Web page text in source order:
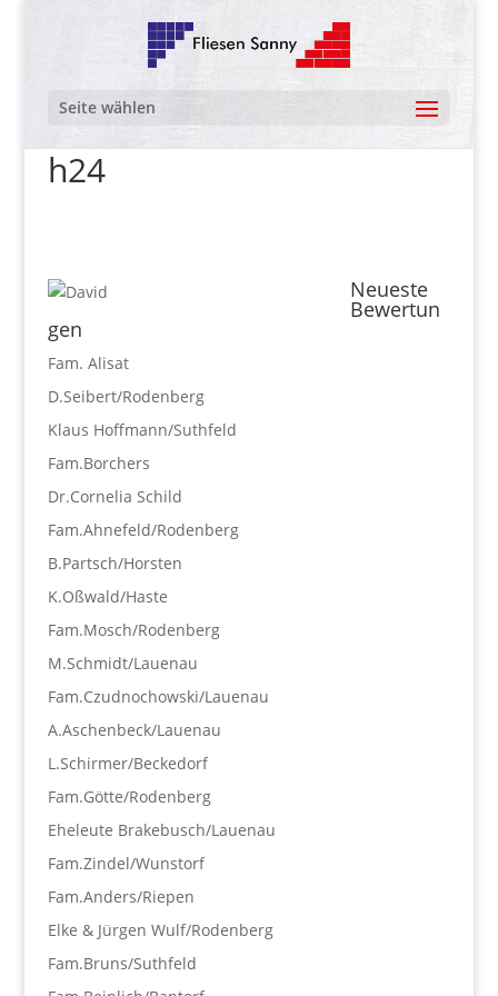
Seite wählen
h24
Neueste
Bewertun
gen
Fam. Alisat
D.Seibert/Rodenberg
Klaus Hoffmann/Suthfeld
Fam.Borchers
Dr.Cornelia Schild
Fam.Ahnefeld/Rodenberg
B.Partsch/Horsten
K.Oßwald/Haste
Fam.Mosch/Rodenberg
M.Schmidt/Lauenau
Fam.Czudnochowski/Lauenau
A.Aschenbeck/Lauenau
L.Schirmer/Beckedorf
Fam.Götte/Rodenberg
Eheleute Brakebusch/Lauenau
Fam.Zindel/Wunstorf
Fam.Anders/Riepen
Elke & Jürgen Wulf/Rodenberg
Fam.Bruns/Suthfeld